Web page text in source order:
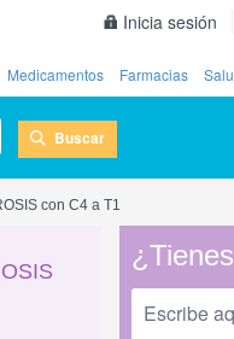
Inicia sesión
Medicamentos Farmacias
Buscar
con C4 a T1